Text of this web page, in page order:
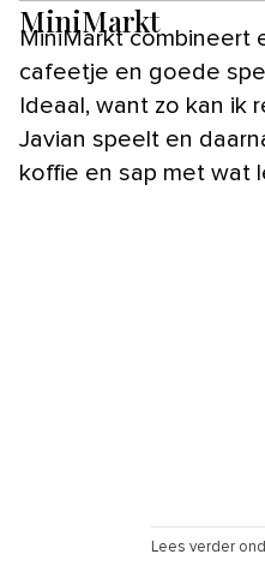
MiniMarkt
MiniMarkt combineert
cafeetje en goede
Ideaal, want zo kan ik
Javian speelt en
koffie en sap met wat
Lees verder